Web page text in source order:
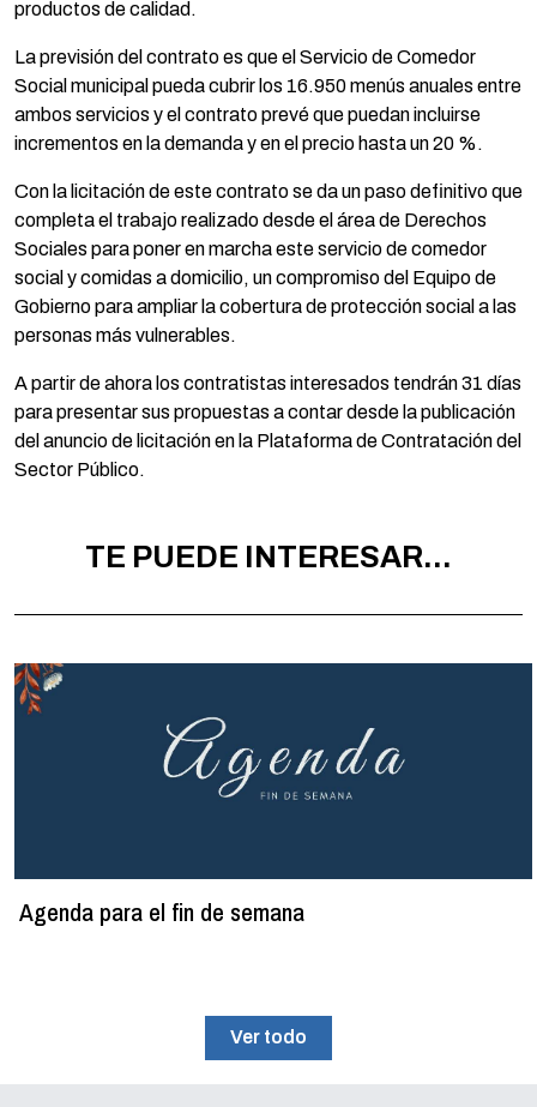
productos de calidad.
La previsión del contrato es que el Servicio de Comedor
Social municipal pueda cubrir los 16.950 menús anuales entre
ambos servicios y el contrato prevé que puedan incluirse
incrementos en la demanda y en el precio hasta un 20 %.
Con la licitación de este contrato se da un paso definitivo que
completa el trabajo realizado desde el área de Derechos
Sociales para poner en marcha este servicio de comedor
social y comidas a domicilio, un compromiso del Equipo de
Gobierno para ampliar la cobertura de protección social a las
personas más vulnerables.
A partir de ahora los contratistas interesados tendrán 31 días
para presentar sus propuestas a contar desde la publicación
del anuncio de licitación en la Plataforma de Contratación del
Sector Público.
TE PUEDE INTERESAR...
Agenda para el fin de semana
Ver todo